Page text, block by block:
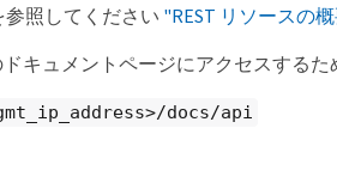
照してください "REST リソースの
キュメントページにアクセスするた
docs/api